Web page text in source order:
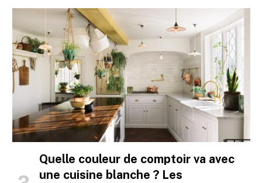
Quelle couleur de comptoir va avec
une cuisine blanche ? Les